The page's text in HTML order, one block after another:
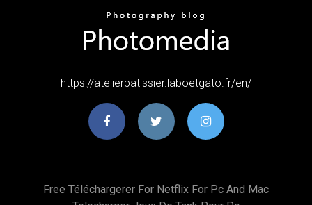
https://atelierpatissier.laboetgato.fr/en/
Free Téléchargerer For Netflix For Pc And Mac